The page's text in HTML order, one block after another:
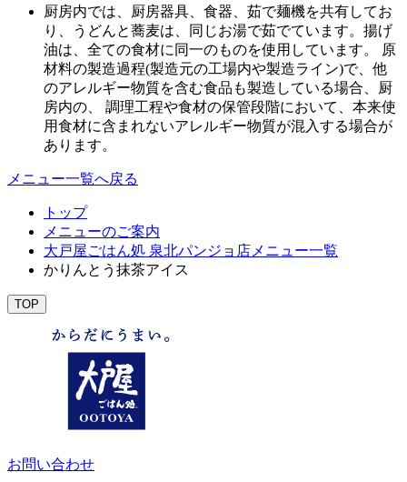
厨房内では、厨房器具、食器、茹で麺機を共有してお
り、うどんと蕎麦は、同じお湯で茹でています。揚げ
油は、全ての食材に同一のものを使用しています。 原
材料の製造過程(製造元の工場内や製造ライン)で、他
のアレルギー物質を含む食品も製造している場合、厨
房内の、 調理工程や食材の保管段階において、本来使
用食材に含まれないアレルギー物質が混入する場合が
あります。
メニュー一覧へ戻る
トップ
メニューのご案内
大戸屋ごはん処 泉北パンジョ店メニュー一覧
かりんとう抹茶アイス
TOP
お問い合わせ